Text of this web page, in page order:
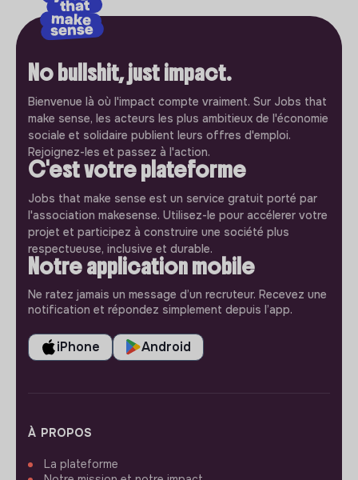
No bullshit, just impact.
Bienvenue là où l'impact compte vraiment. Sur Jobs that
make sense, les acteurs les plus ambitieux de l'économie
sociale et solidaire publient leurs offres d'emploi.
Rejoignez-les et passez à l'action.
C'est votre plateforme
Jobs that make sense est un service gratuit porté par
l'association makesense. Utilisez-le pour accélerer votre
projet et participez à construire une société plus
respectueuse, inclusive et durable.
Notre application mobile
Ne ratez jamais un message d’un recruteur. Recevez une
notification et répondez simplement depuis l’app.
iPhone Android
À PROPOS
La plateforme